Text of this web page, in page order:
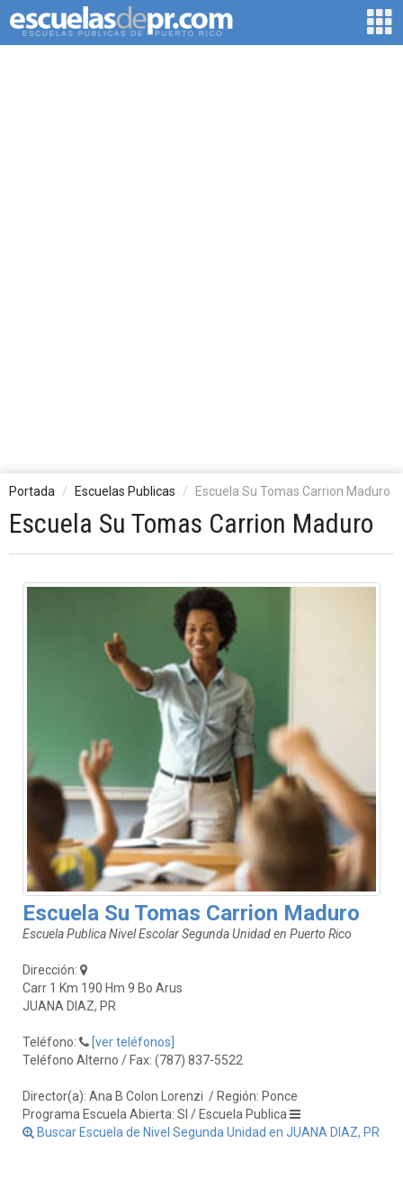
Portada Escuelas Publicas Escuela Su Tomas Carrion Maduro
Escuela Su Tomas Carrion Maduro
Escuela Su Tomas Carrion Maduro
Escuela Publica Nivel Escolar Segunda Unidad en Puerto Rico
Dirección:
Carr 1 Km 190 Hm 9 Bo Arus
JUANA DIAZ, PR
Teléfono:
[ver teléfonos]
Teléfono Alterno / Fax: (787) 837-5522
Director(a): Ana B Colon Lorenzi / Región: Ponce
Programa Escuela Abierta: SI / Escuela Publica
Buscar Escuela de Nivel Segunda Unidad en JUANA DIAZ, PR